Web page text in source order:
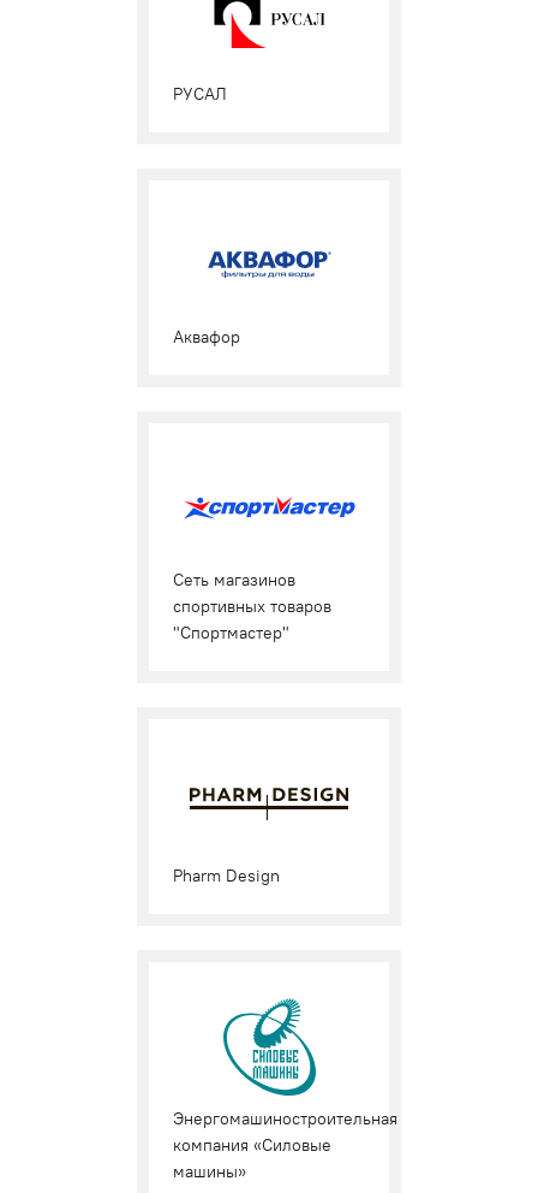
РУСАЛ
Аквафор
Сеть магазинов
спортивных товаров
"Спортмастер"
Pharm Design
Энергомашиностроительная
компания «Силовые
машины»